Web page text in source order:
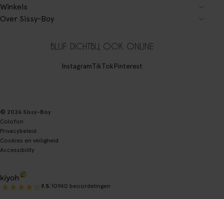
Winkels
Over Sissy-Boy
BLIJF DICHTBIJ, OOK ONLINE
InstagramTikTokPinterest
© 2026 Sissy-Boy
Colofon
Privacybeleid
Cookies en veiligheid
Accessibility
9.5 10940 beoordelingen